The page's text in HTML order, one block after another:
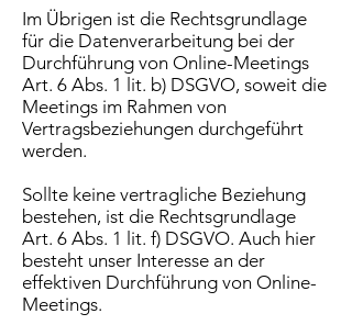
Im Übrigen ist die Rechtsgrundlage
für die Datenverarbeitung bei der
Durchführung von Online-Meetings
Art. 6 Abs. 1 lit. b) DSGVO, soweit die
Meetings im Rahmen von
Vertragsbeziehungen durchgeführt
werden.
Sollte keine vertragliche Beziehung
bestehen, ist die Rechtsgrundlage
Art. 6 Abs. 1 lit. f) DSGVO. Auch hier
besteht unser Interesse an der
effektiven Durchführung von Online-
Meetings.